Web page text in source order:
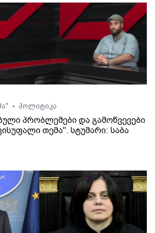
• პოლიტიკა
პრობლემები და გამოწვევები
თემა". სტუმარი: საბა